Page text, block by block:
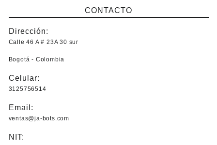
CONTACTO
Dirección:
Calle 46 A # 23A 30 sur
Bogotá - Colombia
Celular:
3125756514
Email:
ventas@ja-bots.com
NIT: